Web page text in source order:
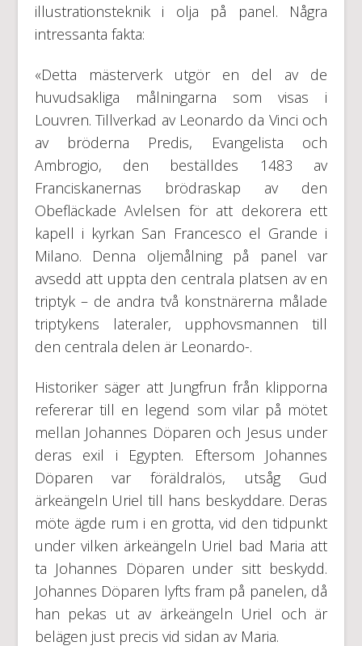
illustrationsteknik i olja på panel. Några
intressanta fakta:
«Detta mästerverk utgör en del av de
huvudsakliga målningarna som visas i
Louvren. Tillverkad av Leonardo da Vinci och
av bröderna Predis, Evangelista och
Ambrogio, den beställdes 1483 av
Franciskanernas brödraskap av den
Obefläckade Avlelsen för att dekorera ett
kapell i kyrkan San Francesco el Grande i
Milano. Denna oljemålning på panel var
avsedd att uppta den centrala platsen av en
triptyk – de andra två konstnärerna målade
triptykens lateraler, upphovsmannen till
den centrala delen är Leonardo-.
Historiker säger att Jungfrun från klipporna
refererar till en legend som vilar på mötet
mellan Johannes Döparen och Jesus under
deras exil i Egypten. Eftersom Johannes
Döparen var föräldralös, utsåg Gud
ärkeängeln Uriel till hans beskyddare. Deras
möte ägde rum i en grotta, vid den tidpunkt
under vilken ärkeängeln Uriel bad Maria att
ta Johannes Döparen under sitt beskydd.
Johannes Döparen lyfts fram på panelen, då
han pekas ut av ärkeängeln Uriel och är
belägen just precis vid sidan av Maria.